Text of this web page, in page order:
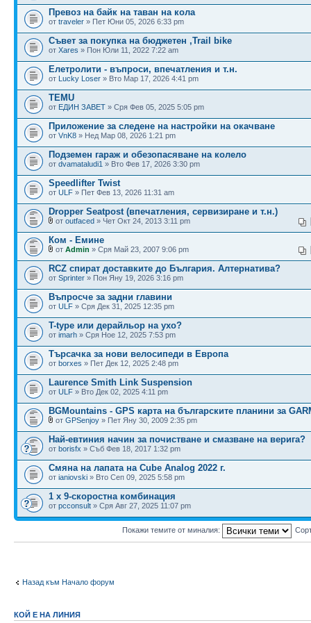
Превоз на байк на таван на кола
от traveler » Пет Юни 05, 2026 6:33 pm
Съвет за покупка на бюджетен ,Trail bike
от Xares » Пон Юли 11, 2022 7:22 am
Елетролити - въпроси, впечатления и т.н.
от Lucky Loser » Вто Мар 17, 2026 4:41 pm
TEMU
от ЕДИН ЗАВЕТ » Сря Фев 05, 2025 5:05 pm
Приложение за следене на настройки на окачване
от VnK8 » Нед Мар 08, 2026 1:21 pm
Подземен гараж и обезопасяване на колело
от dvamataludi1 » Вто Фев 17, 2026 3:30 pm
Speedlifter Twist
от ULF » Пет Фев 13, 2026 11:31 am
Dropper Seatpost (впечатления, сервизиране и т.н.)
от outfaced » Чет Окт 24, 2013 3:11 pm
Ком - Емине
от Admin » Сря Май 23, 2007 9:06 pm
RCZ спират доставките до България. Алтернатива?
от Sprinter » Пон Яну 19, 2026 3:16 pm
Въпросче за задни главини
от ULF » Сря Дек 31, 2025 12:35 pm
T-type или дерайльор на ухо?
от imarh » Сря Ное 12, 2025 7:53 pm
Търсачка за нови велосипеди в Европа
от borxes » Пет Дек 12, 2025 2:48 pm
Laurence Smith Link Suspension
от ULF » Вто Дек 02, 2025 4:11 pm
BGMountains - GPS карта на българските планини за
от GPSenjoy » Пет Яну 30, 2009 2:35 pm
Най-евтиния начин за почистване и смазване на верига?
от borisfx » Съб Фев 18, 2017 1:32 pm
Смяна на лапата на Cube Analog 2022 г.
от ianiovski » Вто Сеп 09, 2025 5:58 pm
1 х 9-скоростна комбинация
от pcconsult » Сря Авг 27, 2025 11:07 pm
Покажи темите от миналия:
Назад към Начало форум
КОЙ Е НА ЛИНИЯ